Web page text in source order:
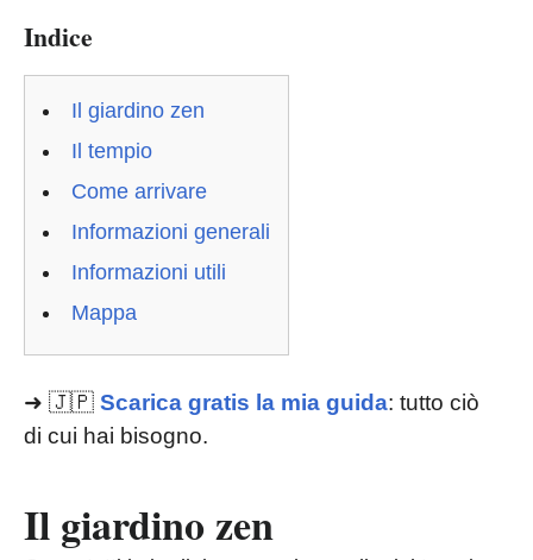
Indice
Il giardino zen
Il tempio
Come arrivare
Informazioni generali
Informazioni utili
Mappa
➜ 🇯🇵 Scarica gratis la mia guida: tutto ciò
di cui hai bisogno.
Il giardino zen